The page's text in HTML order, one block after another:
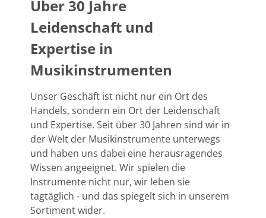
Über 30 Jahre
Leidenschaft und
Expertise in
Musikinstrumenten
Unser Geschäft ist nicht nur ein Ort des
Handels, sondern ein Ort der Leidenschaft
und Expertise. Seit über 30 Jahren sind wir in
der Welt der Musikinstrumente unterwegs
und haben uns dabei eine herausragendes
Wissen angeeignet. Wir spielen die
Instrumente nicht nur, wir leben sie
tagtäglich - und das spiegelt sich in unserem
Sortiment wider.